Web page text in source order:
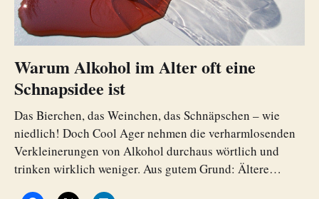
Warum Alkohol im Alter oft eine
Schnapsidee ist
Das Bierchen, das Weinchen, das Schnäpschen – wie
niedlich! Doch Cool Ager nehmen die verharmlosenden
Verkleinerungen von Alkohol durchaus wörtlich und
trinken wirklich weniger. Aus gutem Grund: Ältere…